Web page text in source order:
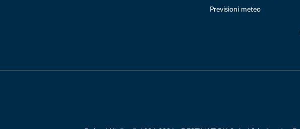
Previsioni meteo